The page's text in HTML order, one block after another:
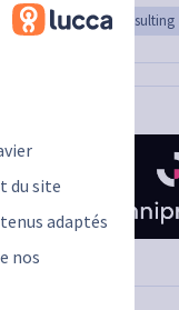
du site
adaptés
nos
Service & Consulting